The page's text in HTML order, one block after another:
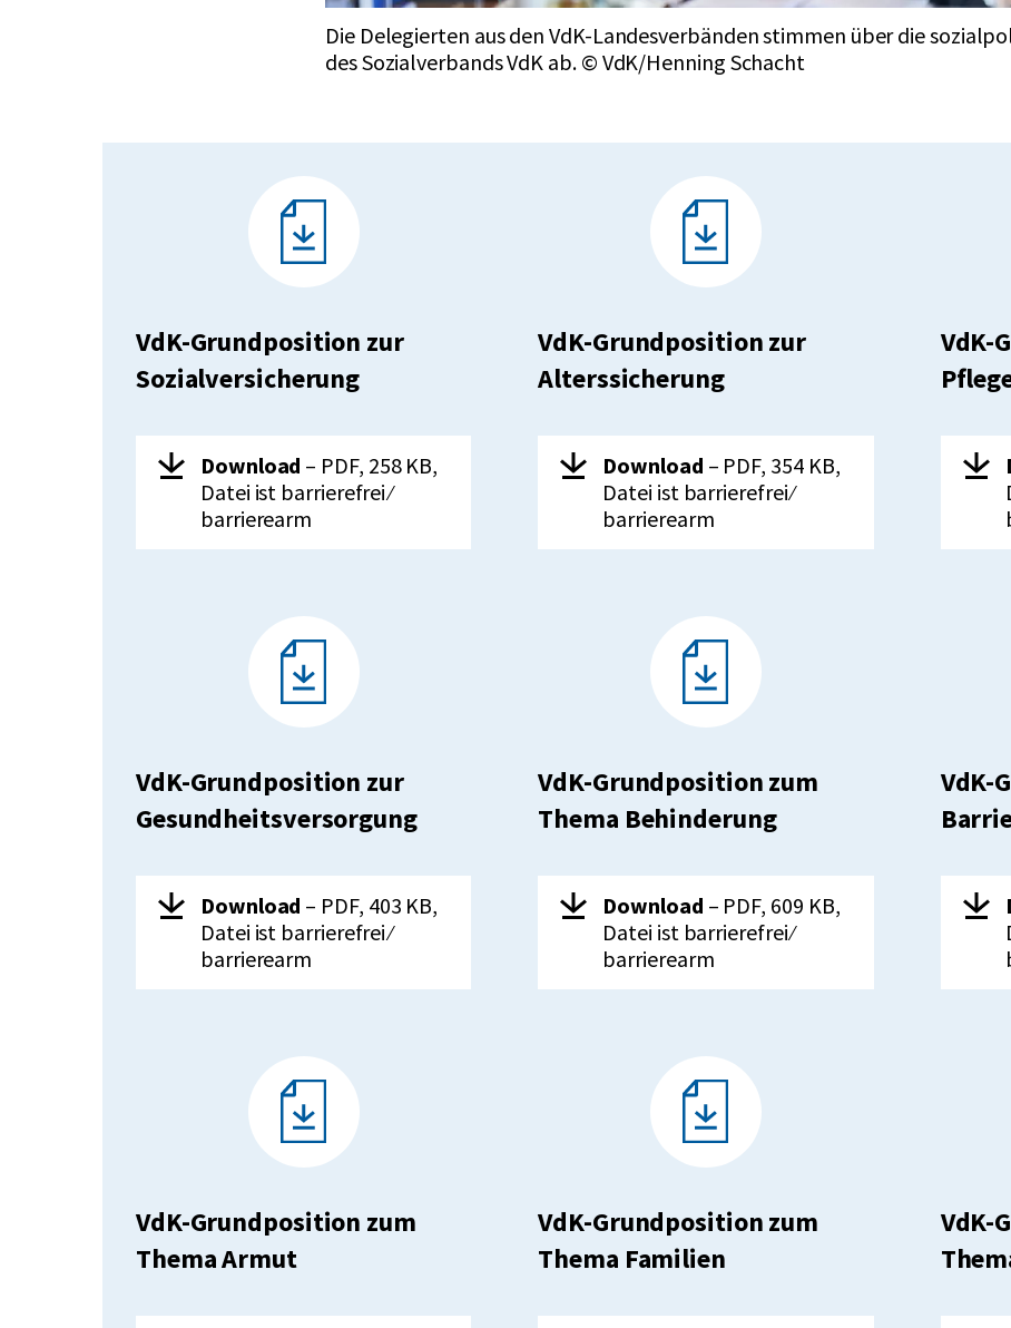
Die Delegierten aus den VdK-Landesverbänden stimmen über die
des Sozialverbands VdK ab. © VdK/Henning Schacht
VdK-Grundposition zur
Sozialversicherung
Herunterladen:
Download VdK-
Grundposition
zur
Sozialversicherung
– PDF, 258 KB,
Datei ist barrierefrei ⁄
barrierearm
VdK-Grundposition zur
Alterssicherung
Herunterladen:
Download VdK-
Grundposition
zur
Alterssicherung
– PDF, 354 KB,
Datei ist barrierefrei ⁄
barrierearm
VdK-
VdK-Grundposition zur
Gesundheitsversorgung
Herunterladen:
Download VdK-
Grundposition
zur
Gesundheitsversorgung
– PDF, 403 KB,
Datei ist barrierefrei ⁄
barrierearm
VdK-Grundposition zum
Thema Behinderung
Herunterladen:
Download VdK-
Grundposition
zum
Thema
– PDF, 609 KB,
Datei ist barrierefrei ⁄
barrierearm
VdK-
VdK-Grundposition zum
Thema Armut
VdK-Grundposition zum
Thema Familien
VdK-